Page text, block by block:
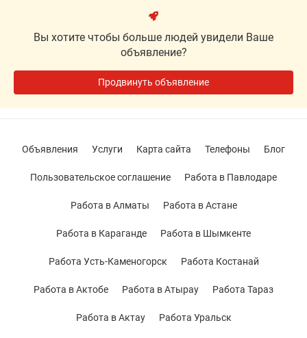
Вы хотите чтобы больше людей увидели Ваше
объявление?
Продвинуть объявление
Объявления Услуги Карта сайта Телефоны Блог
Пользовательское соглашение Работа в Павлодаре
Работа в Алматы Работа в Астане
Работа в Караганде Работа в Шымкенте
Работа Усть-Каменогорск Работа Костанай
Работа в Актобе Работа в Атырау Работа Тараз
Работа в Актау Работа Уральск